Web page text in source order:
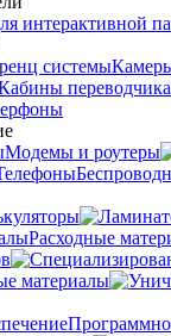
Модемы и роутеры
Расходные
материалы